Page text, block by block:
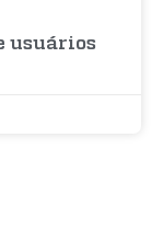
usuários